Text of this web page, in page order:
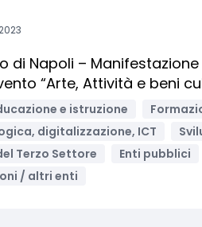
di Napoli –
“Arte, Attività e beni
e istruzione
digitalizzazione, ICT
Terzo Settore
Enti pubblici
/ altri enti